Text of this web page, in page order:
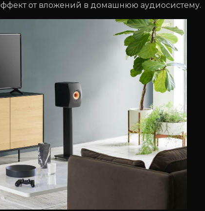
от вложений в домашнюю аудиосистему.